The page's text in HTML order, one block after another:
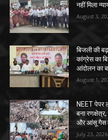
नहीं मिला
August 3,
बिजली की
कांग्रेस का
आंदोलन का
August 1,
NEET पेपर
बना
और आंसू गैस के
July 23, 2026